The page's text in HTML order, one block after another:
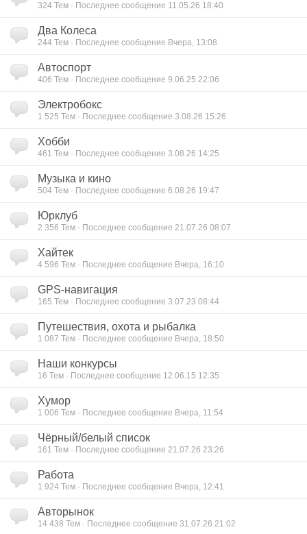
324 Тем · Последнее сообщение 11.05.26 18:40
Два Колеса
244 Тем · Последнее сообщение Вчера, 13:08
Автоспорт
406 Тем · Последнее сообщение 9.06.25 22:06
Электробокс
1 525 Тем · Последнее сообщение 3.08.26 15:26
Хобби
461 Тем · Последнее сообщение 3.08.26 14:25
Музыка и кино
504 Тем · Последнее сообщение 6.08.26 19:47
Юрклуб
2 356 Тем · Последнее сообщение 21.07.26 08:07
Хайтек
4 596 Тем · Последнее сообщение Вчера, 16:10
GPS-навигация
165 Тем · Последнее сообщение 3.07.23 08:44
Путешествия, охота и рыбалка
1 087 Тем · Последнее сообщение Вчера, 18:50
Наши конкурсы
16 Тем · Последнее сообщение 12.06.15 12:35
Хумор
1 006 Тем · Последнее сообщение Вчера, 11:54
Чёрный/белый список
161 Тем · Последнее сообщение 21.07.26 23:26
Работа
1 924 Тем · Последнее сообщение Вчера, 12:41
Авторынок
14 438 Тем · Последнее сообщение 31.07.26 21:02